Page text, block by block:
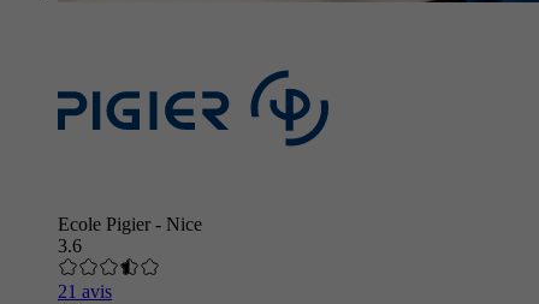
Ecole Pigier - Nice
3.6
21 avis